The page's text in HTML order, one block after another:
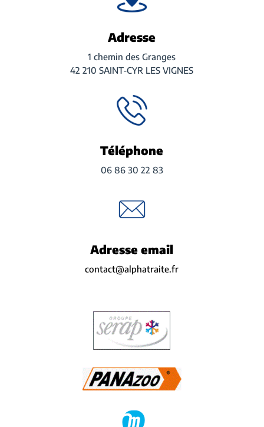
Adresse
1 chemin des Granges
42 210 SAINT-CYR LES VIGNES
Téléphone
06 86 30 22 83
Adresse email
contact@alphatraite.fr